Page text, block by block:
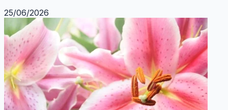
25/06/2026